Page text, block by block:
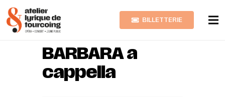
BILLETTERIE
BREL &
BARBARA a
cappella